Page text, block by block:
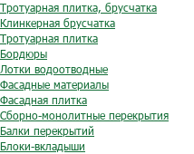
Тротуарная плитка, брусчатка
Клинкерная брусчатка
Тротуарная плитка
Бордюры
Лотки водоотводные
Фасадные материалы
Фасадная плитка
Сборно-монолитные перекрытия
Балки перекрытий
Блоки-вкладыши